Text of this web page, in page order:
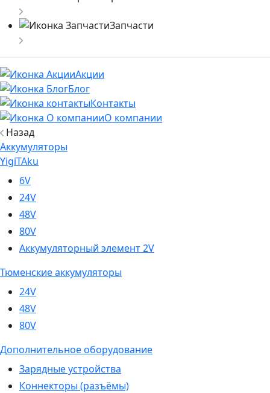
Запчасти
Акции
Блог
Контакты
О компании
Назад
Аккумуляторы
YigiTAku
6V
24V
48V
80V
Аккумуляторный элемент 2V
Тюменские аккумуляторы
24V
48V
80V
Дополнительное оборудование
Зарядные устройства
Коннекторы (разъёмы)